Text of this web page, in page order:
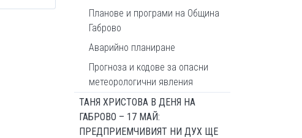
Планове и програми на Община
Габрово
Аварийно планиране
Прогноза и кодове за опасни
метеорологични явления
ТАНЯ ХРИСТОВА В ДЕНЯ НА
ГАБРОВО – 17 МАЙ:
ПРЕДПРИЕМЧИВИЯТ НИ ДУХ ЩЕ